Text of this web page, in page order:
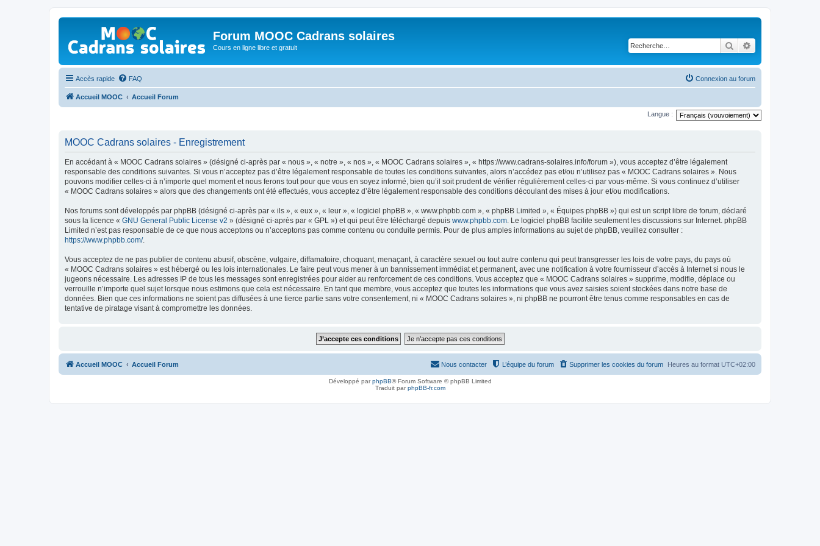
Forum MOOC Cadrans solaires
Cours en ligne libre et gratuit Rechercher
Accès rapide FAQ Connexion au forum
Accueil MOOC Accueil Forum
Langue :
MOOC Cadrans solaires - Enregistrement
En accédant à « MOOC Cadrans solaires » (désigné ci-après par « nous », « notre », « nos », « MOOC Cadrans solaires », « https://www.cadrans-solaires.info/forum »), vous acceptez d’être légalement
responsable des conditions suivantes. Si vous n’acceptez pas d’être légalement responsable de toutes les conditions suivantes, alors n’accédez pas et/ou n’utilisez pas « MOOC Cadrans solaires ». Nous
pouvons modifier celles-ci à n’importe quel moment et nous ferons tout pour que vous en soyez informé, bien qu’il soit prudent de vérifier régulièrement celles-ci par vous-même. Si vous continuez d’utiliser
« MOOC Cadrans solaires » alors que des changements ont été effectués, vous acceptez d’être légalement responsable des conditions découlant des mises à jour et/ou modifications.
Nos forums sont développés par phpBB (désigné ci-après par « ils », « eux », « leur », « logiciel phpBB », « www.phpbb.com », « phpBB Limited », « Équipes phpBB ») qui est un script libre de forum, déclaré
sous la licence « GNU General Public License v2 » (désigné ci-après par « GPL ») et qui peut être téléchargé depuis www.phpbb.com. Le logiciel phpBB facilite seulement les discussions sur Internet. phpBB
Limited n’est pas responsable de ce que nous acceptons ou n’acceptons pas comme contenu ou conduite permis. Pour de plus amples informations au sujet de phpBB, veuillez consulter :
https://www.phpbb.com/.
Vous acceptez de ne pas publier de contenu abusif, obscène, vulgaire, diffamatoire, choquant, menaçant, à caractère sexuel ou tout autre contenu qui peut transgresser les lois de votre pays, du pays où
« MOOC Cadrans solaires » est hébergé ou les lois internationales. Le faire peut vous mener à un bannissement immédiat et permanent, avec une notification à votre fournisseur d’accès à Internet si nous le
jugeons nécessaire. Les adresses IP de tous les messages sont enregistrées pour aider au renforcement de ces conditions. Vous acceptez que « MOOC Cadrans solaires » supprime, modifie, déplace ou
verrouille n’importe quel sujet lorsque nous estimons que cela est nécessaire. En tant que membre, vous acceptez que toutes les informations que vous avez saisies soient stockées dans notre base de
données. Bien que ces informations ne soient pas diffusées à une tierce partie sans votre consentement, ni « MOOC Cadrans solaires », ni phpBB ne pourront être tenus comme responsables en cas de
tentative de piratage visant à compromettre les données.
Accueil MOOC Accueil Forum Heures au format UTC+02:00
Supprimer les cookies du forum
L’équipe du forum
Nous contacter
Développé parphpBB® Forum Software © phpBB Limited
Traduit parphpBB-fr.com